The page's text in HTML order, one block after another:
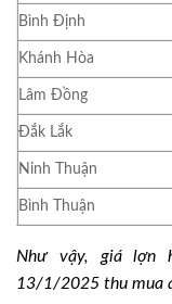
Bình Định
Khánh Hòa
Lâm Đồng
Đắk Lắk
Ninh Thuận
Bình Thuận
Như vậy, giá lợn
13/1/2025 thu mua